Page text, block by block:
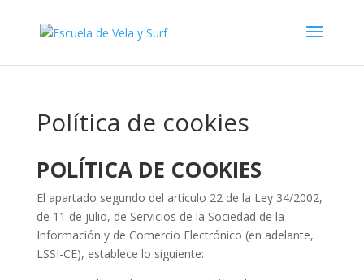
Política de cookies
POLÍTICA DE COOKIES
El apartado segundo del artículo 22 de la Ley 34/2002,
de 11 de julio, de Servicios de la Sociedad de la
Información y de Comercio Electrónico (en adelante,
LSSI-CE), establece lo siguiente: